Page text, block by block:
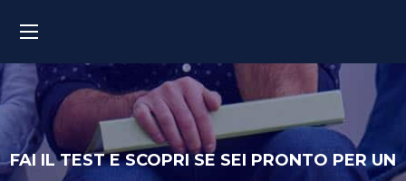
FAI IL TEST E SCOPRI SE SEI PRONTO PER UN